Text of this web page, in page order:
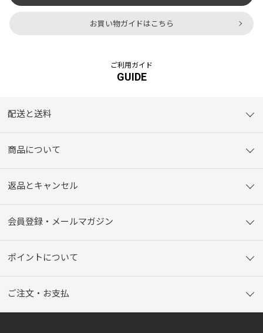
お買い物ガイドはこちら
ご利用ガイド
GUIDE
配送と送料
商品について
返品とキャンセル
会員登録・メールマガジン
ポイントについて
ご注文・お支払